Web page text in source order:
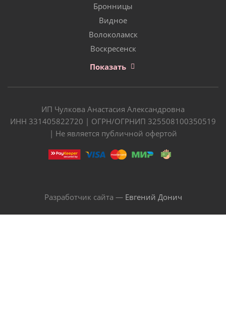
Бронницы
Видное
Волоколамск
Воскресенск
Показать
ИП Чулкова Анастасия Александровна
ИНН 331405822720 | ОГРН/ОГРНИП 325508100350519
| Не является публичной офертой
Разработчик сайта — Евгений Донич